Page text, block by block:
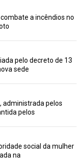
a incêndios no
pelo decreto de 13
sede
administrada pelos
pelos
social da mulher
na